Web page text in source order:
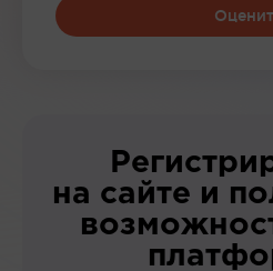
на сайте и